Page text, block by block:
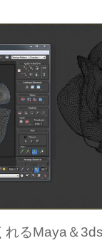
れるMaya＆